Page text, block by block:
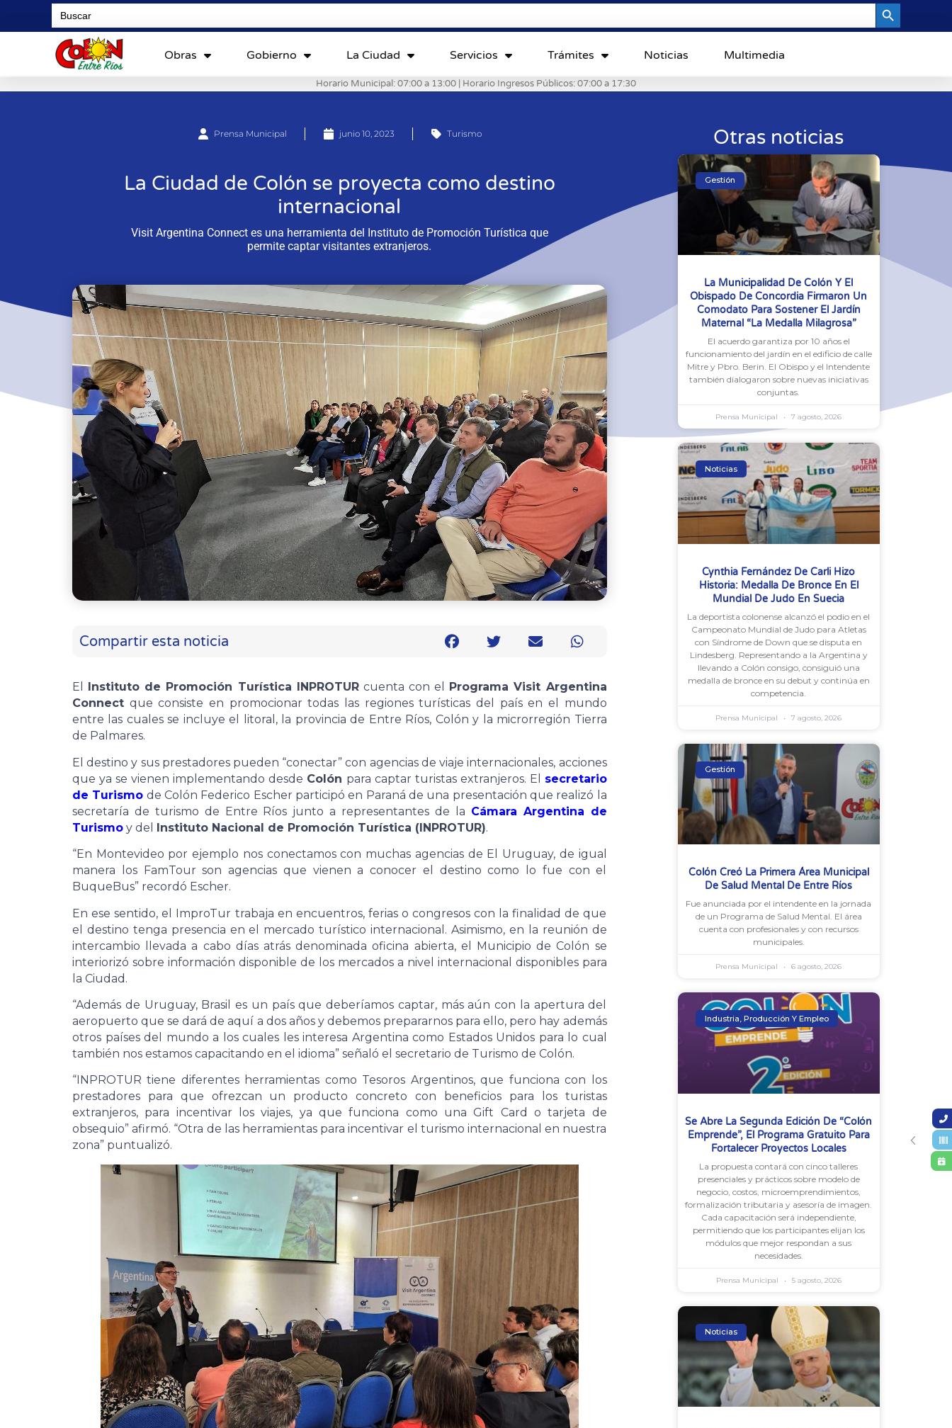
Search
for:
Obras Gobierno La Ciudad Servicios Trámites Noticias Multimedia
Horario Municipal: 07:00 a 13:00 | Horario Ingresos Públicos: 07:00 a 17:30
Prensa Municipal junio 10, 2023 Turismo
La Ciudad de Colón se proyecta como destino
internacional
Visit Argentina Connect es una herramienta del Instituto de Promoción Turística que
permite captar visitantes extranjeros.
Compartir esta noticia
El Instituto de Promoción Turística INPROTURcuenta con el
Programa Visit Argentina
Connect que consiste en promocionar todas las regiones turísticas del país en el mundo
entre las cuales se incluye el litoral, la provincia de Entre Ríos, Colón y la microrregión Tierra
de Palmares.
El destino y sus prestadores pueden “conectar” con agencias de viaje internacionales, acciones
que ya se vienen implementando desde Colón para captar turistas extranjeros. El secretario
de Turismo de Colón Federico Escher participó en Paraná de una presentación que realizó la
secretaría de turismo de Entre Ríos junto a representantes de la Cámara Argentina de
Turismo y del Instituto Nacional de Promoción Turística (INPROTUR).
“En Montevideo por ejemplo nos conectamos con muchas agencias de El Uruguay, de igual
manera los FamTour son agencias que vienen a conocer el destino como lo fue con el
BuqueBus” recordó Escher.
En ese sentido, el ImproTur trabaja en encuentros, ferias o congresos con la finalidad de que
el destino tenga presencia en el mercado turístico internacional. Asimismo, en la reunión de
intercambio llevada a cabo días atrás denominada oficina abierta, el Municipio de Colón se
interiorizó sobre información disponible de los mercados a nivel internacional disponibles para
la Ciudad.
“Además de Uruguay, Brasil es un país que deberíamos captar, más aún con la apertura del
aeropuerto que se dará de aquí a dos años y debemos prepararnos para ello, pero hay además
otros países del mundo a los cuales les interesa Argentina como Estados Unidos para lo cual
también nos estamos capacitando en el idioma” señaló el secretario de Turismo de Colón.
“INPROTUR tiene diferentes herramientas como Tesoros Argentinos, que funciona con los
prestadores para que ofrezcan un producto concreto con beneficios para los turistas
extranjeros, para incentivar los viajes, ya que funciona como una Gift Card o tarjeta de
obsequio” afirmó. “Otra de las herramientas para incentivar el turismo internacional en nuestra
zona” puntualizó.
Otras noticias
Gestión
La Municipalidad De Colón Y El
Obispado De Concordia Firmaron Un
Comodato Para Sostener El Jardín
Maternal “La Medalla Milagrosa”
El acuerdo garantiza por 10 años el
funcionamiento del jardín en el edificio de calle
Mitre y Pbro. Berin. El Obispo y el Intendente
también dialogaron sobre nuevas iniciativas
conjuntas.
Prensa Municipal 7 agosto, 2026
Noticias
Cynthia Fernández De Carli Hizo
Historia: Medalla De Bronce En El
Mundial De Judo En Suecia
La deportista colonense alcanzó el podio en el
Campeonato Mundial de Judo para Atletas
con Síndrome de Down que se disputa en
Lindesberg. Representando a la Argentina y
llevando a Colón consigo, consiguió una
medalla de bronce en su debut y continúa en
competencia.
Prensa Municipal 7 agosto, 2026
Gestión
Colón Creó La Primera Área Municipal
De Salud Mental De Entre Ríos
Fue anunciada por el intendente en la jornada
de un Programa de Salud Mental. El área
cuenta con profesionales y con recursos
municipales.
Prensa Municipal 6 agosto, 2026
Industria, Producción Y Empleo
Se Abre La Segunda Edición De “Colón
Emprende”, El Programa Gratuito Para
Fortalecer Proyectos Locales
La propuesta contará con cinco talleres
presenciales y prácticos sobre modelo de
negocio, costos, microemprendimientos,
formalización tributaria y asesoría de imagen.
Cada capacitación será independiente,
permitiendo que los participantes elijan los
módulos que mejor respondan a sus
necesidades.
Prensa Municipal 5 agosto, 2026
Noticias